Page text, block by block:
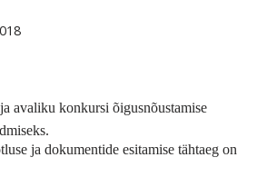
avaliku konkursi õigusnõustamise
ja dokumentide esitamise tähtaeg on